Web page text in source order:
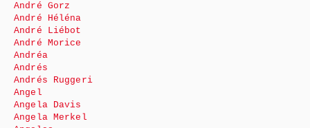
André Gorz
André Héléna
André Liébot
André Morice
Andréa
Andrés
Andrés Ruggeri
Angel
Angela Davis
Angela Merkel